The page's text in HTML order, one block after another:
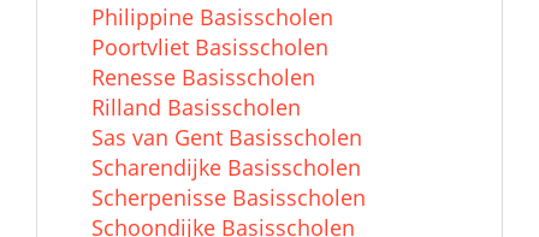
Philippine Basisscholen
Poortvliet Basisscholen
Renesse Basisscholen
Rilland Basisscholen
Sas van Gent Basisscholen
Scharendijke Basisscholen
Scherpenisse Basisscholen
Schoondijke Basisscholen